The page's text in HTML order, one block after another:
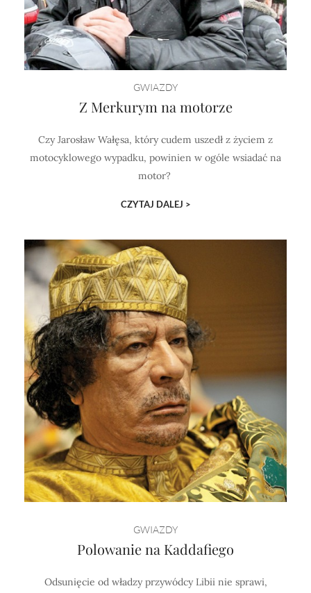
GWIAZDY
Z Merkurym na motorze
Czy Jarosław Wałęsa, który cudem uszedł z życiem z
motocyklowego wypadku, powinien w ogóle wsiadać na
motor?
CZYTAJ DALEJ >
GWIAZDY
Polowanie na Kaddafiego
Odsunięcie od władzy przywódcy Libii nie sprawi,